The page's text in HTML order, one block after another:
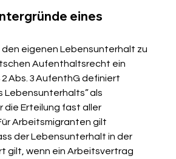
eines
eigenen Lebensunterhalt zu
Aufenthaltsrecht ein
2 Abs. 3 AufenthG definiert
Lebensunterhalts” als
die Erteilung fast aller
Arbeitsmigranten gilt
der Lebensunterhalt in der
gilt, wenn ein Arbeitsvertrag